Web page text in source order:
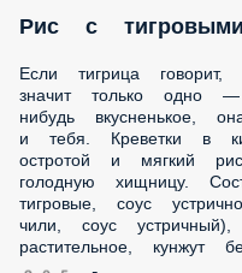
Курица терияки с
Они сошлись, вода и
курица терияки и нежное
карамелизованного лука
идеально вкусовое
картофельное пюре, соус
карамелизированный лук.
220 г.
349 ₽